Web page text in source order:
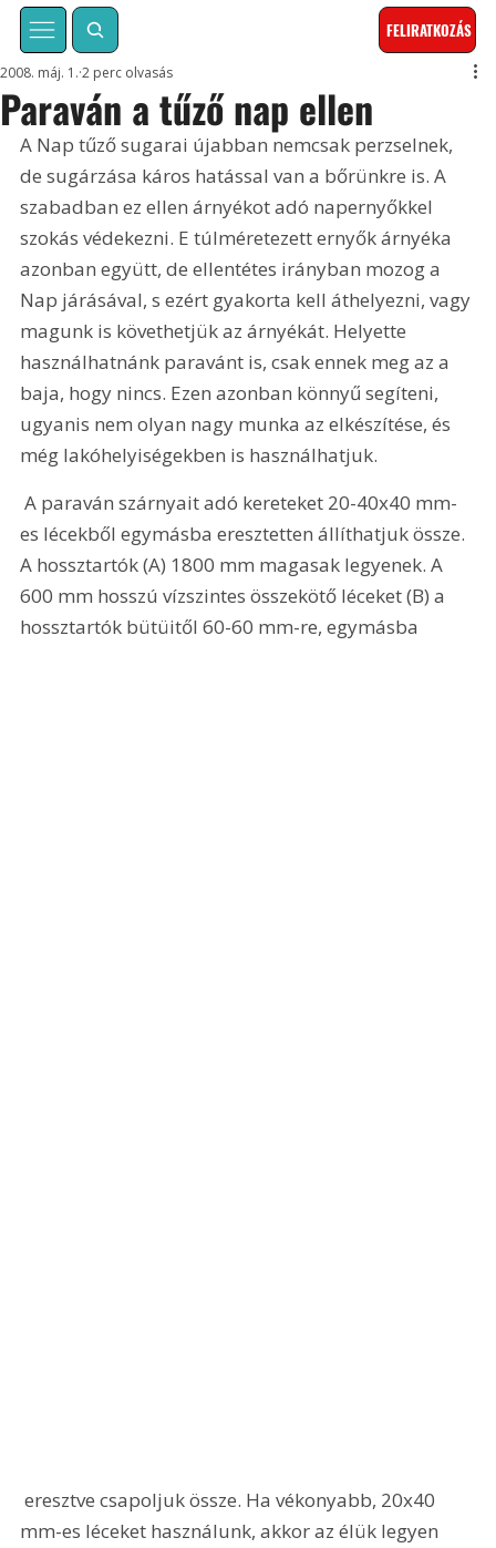
FELIRATKOZÁS
Paraván a tűző nap ellen
2008. máj. 1. 2 perc olvasás
A Nap tűző sugarai újabban nemcsak perzselnek,
de sugárzása káros hatással van a bőrünkre is. A
szabadban ez ellen árnyékot adó napernyőkkel
szokás védekezni. E túlméretezett ernyők árnyéka
azonban együtt, de ellentétes irányban mozog a
Nap járásával, s ezért gyakorta kell áthelyezni, vagy
magunk is követhetjük az árnyékát. Helyette
használhatnánk paravánt is, csak ennek meg az a
baja, hogy nincs. Ezen azonban könnyű segíteni,
ugyanis nem olyan nagy munka az elkészítése, és
még lakóhelyiségekben is használhatjuk.
A paraván szárnyait adó kereteket 20-40x40 mm-
es lécekből egymásba eresztetten állíthatjuk össze.
A hossztartók (A) 1800 mm magasak legyenek. A
600 mm hosszú vízszintes összekötő léceket (B) a
hossztartók bütüitől 60-60 mm-re, egymásba
eresztve csapoljuk össze. Ha vékonyabb, 20x40
mm-es léceket használunk, akkor az élük legyen